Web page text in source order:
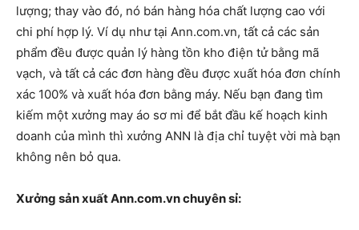
lượng; thay vào đó, nó bán hàng hóa chất lượng cao với
chi phí hợp lý. Ví dụ như tại Ann.com.vn, tất cả các sản
phẩm đều được quản lý hàng tồn kho điện tử bằng mã
vạch, và tất cả các đơn hàng đều được xuất hóa đơn chính
xác 100% và xuất hóa đơn bằng máy. Nếu bạn đang tìm
kiếm một xưởng may áo sơ mi để bắt đầu kế hoạch kinh
doanh của mình thì xưởng ANN là địa chỉ tuyệt vời mà bạn
không nên bỏ qua.
Xưởng sản xuất Ann.com.vn chuyên sỉ: